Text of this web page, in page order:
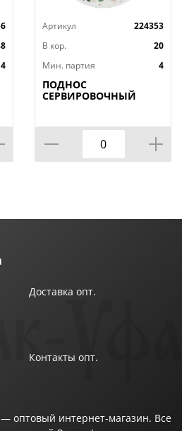
4
Артикул
224353
В кор.
20
Мин. партия
4
ПОДНОС
СЕРВИРОВОЧНЫЙ
Доставка опт.
Контакты опт.
— оптовый интернет-магазин. Все